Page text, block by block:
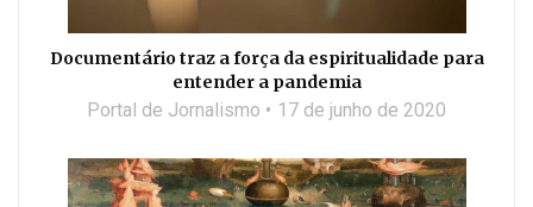
Documentário traz a força da espiritualidade para
entender a pandemia
Portal de Jornalismo 17 de junho de 2020